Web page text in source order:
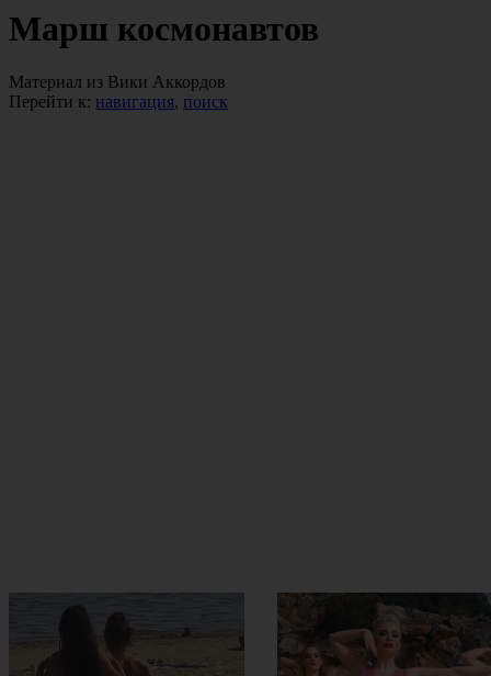
Марш космонавтов
Материал из Вики Аккордов
Перейти к: навигация, поиск